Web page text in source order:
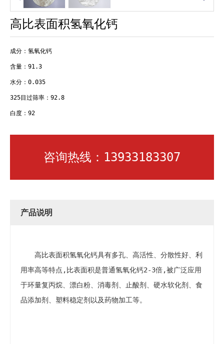
高比表面积氢氧化钙
成分：氢氧化钙
含量：91.3
水分：0.035
325目过筛率：92.8
白度：92
咨询热线：13933183307
产品说明
高比表面积氢氧化钙具有多孔、高活性、分散性好、利
用率高等特点,比表面积是普通氢氧化钙2-3倍,被广泛应用
于环量复丙烷、漂白粉、消毒剂、止酸剂、硬水软化剂、食
品添加剂、塑料稳定剂以及药物加工等。